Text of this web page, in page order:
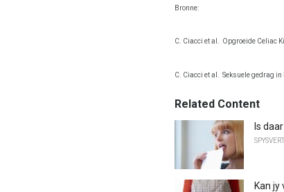
Bronne:
C. Ciacci et al. Opgroeide Celiac
C. Ciacci et al. Seksuele gedrag in
Related Content
Is
Kan